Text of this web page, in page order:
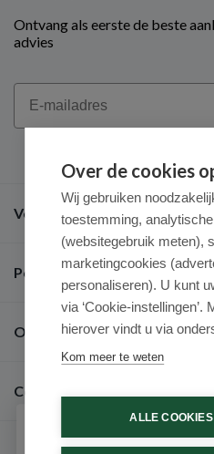
Ontvang als eerste de beste
advies
Email
Veel gestelde vragen
Populaire merken
Over ons
Contact
Over de cookies
Wij gebruiken
toestemming,
(websitegebruik meten),
marketingcookies
personaliseren). U kunt
via ‘Cookie-instellingen’.
hierover vindt u via
Kom meer te weten
ALLE
Schrijf je in voor